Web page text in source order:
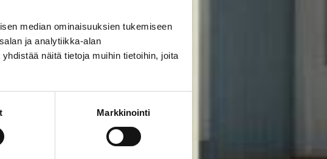
median ominaisuuksien tukemiseen
ja analytiikka-alan
näitä tietoja muihin tietoihin, joita
Markkinointi